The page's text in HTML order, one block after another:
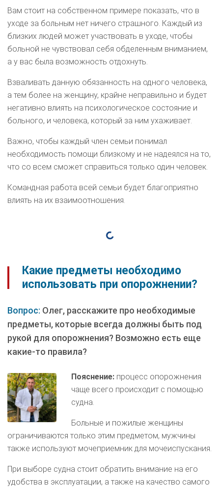
Вам стоит на собственном примере показать, что в
уходе за больным нет ничего страшного. Каждый из
близких людей может участвовать в уходе, чтобы
больной не чувствовал себя обделенным вниманием,
а у вас была возможность отдохнуть.
Взваливать данную обязанность на одного человека,
а тем более на женщину, крайне неправильно и будет
негативно влиять на психологическое состояние и
больного, и человека, который за ним ухаживает.
Важно, чтобы каждый член семьи понимал
необходимость помощи близкому и не надеялся на то,
что со всем сможет справиться только один человек.
Командная работа всей семьи будет благоприятно
влиять на их взаимоотношения.
Какие предметы необходимо
использовать при опорожнении?
Вопрос: Олег, расскажите про необходимые
предметы, которые всегда должны быть под
рукой для опорожнения? Возможно есть еще
какие-то правила?
Пояснение: процесс опорожнения
чаще всего происходит с помощью
судна.
Больные и пожилые женщины
ограничиваются только этим предметом, мужчины
также используют мочеприемник для мочеиспускания.
При выборе судна стоит обратить внимание на его
удобства в эксплуатации, а также на качество самого